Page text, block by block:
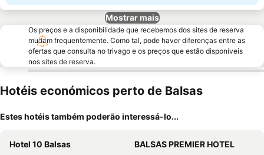
Mostrar mais
Os preços e a disponibilidade que recebemos dos sites de reserva
mudam frequentemente. Como tal, pode haver diferenças entre as
ofertas que consulta no trivago e os preços que estão disponíveis
nos sites de reserva.
Hotéis económicos perto de Balsas
Estes hotéis também poderão interessá-lo...
Hotel 10 Balsas
BALSAS PREMIER HOTEL